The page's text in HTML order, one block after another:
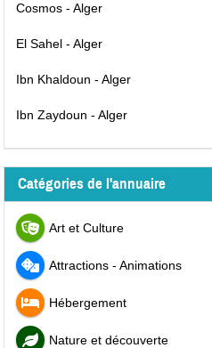
Cosmos - Alger
El Sahel - Alger
Ibn Khaldoun - Alger
Ibn Zaydoun - Alger
Catégories de l'annuaire
Art et Culture
Attractions - Animations
Hébergement
Nature et découverte